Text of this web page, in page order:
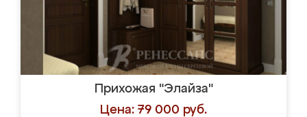
Прихожая "Элайза"
Цена: 79 000 руб.